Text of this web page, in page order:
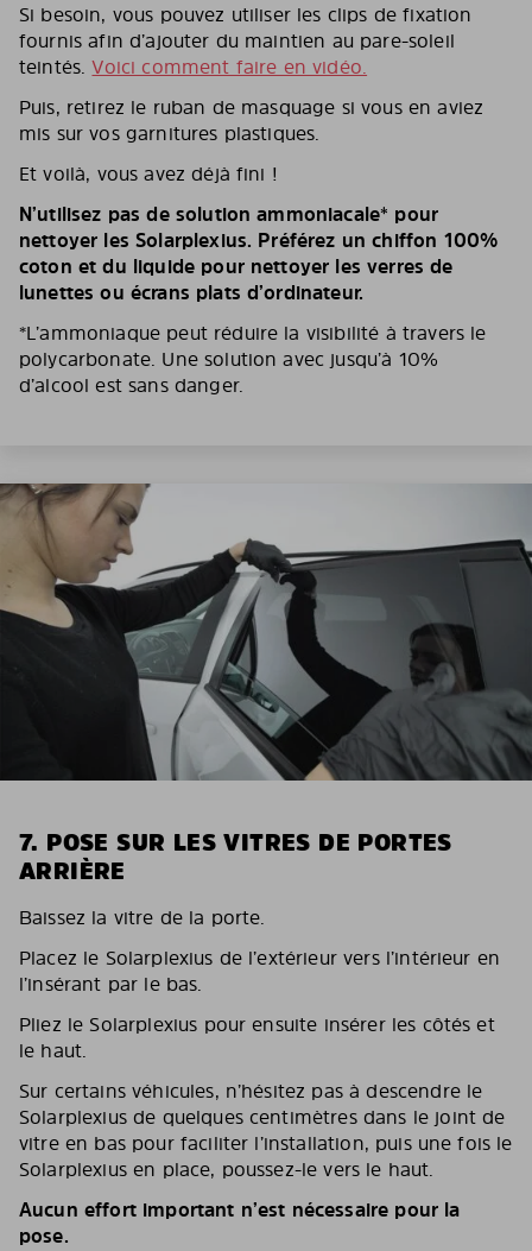
Si besoin, vous pouvez utiliser les clips de fixation
fournis afin d’ajouter du maintien au pare-soleil
teintés.Voici comment faire en vidéo.
Puis, retirez le ruban de masquage si vous en aviez
mis sur vos garnitures plastiques.
Et voilà, vous avez déjà fini !
N’utilisez pas de solution ammoniacale* pour
nettoyer les Solarplexius. Préférez un chiffon 100%
coton et du liquide pour nettoyer les verres de
lunettes ou écrans plats d’ordinateur.
*L’ammoniaque peut réduire la visibilité à travers le
polycarbonate. Une solution avec jusqu’à 10%
d’alcool est sans danger.
7. POSE SUR LES VITRES DE PORTES
ARRIÈRE
Baissez la vitre de la porte.
Placez le Solarplexius de l’extérieur vers l’intérieur en
l’insérant par le bas.
Pliez le Solarplexius pour ensuite insérer les côtés et
le haut.
Sur certains véhicules, n’hésitez pas à descendre le
Solarplexius de quelques centimètres dans le joint de
vitre en bas pour faciliter l’installation, puis une fois le
Solarplexius en place, poussez-le vers le haut.
Aucun effort important n’est nécessaire pour la
pose.